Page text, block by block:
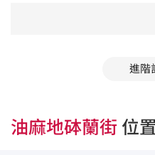
進階
油麻地砵蘭街 位